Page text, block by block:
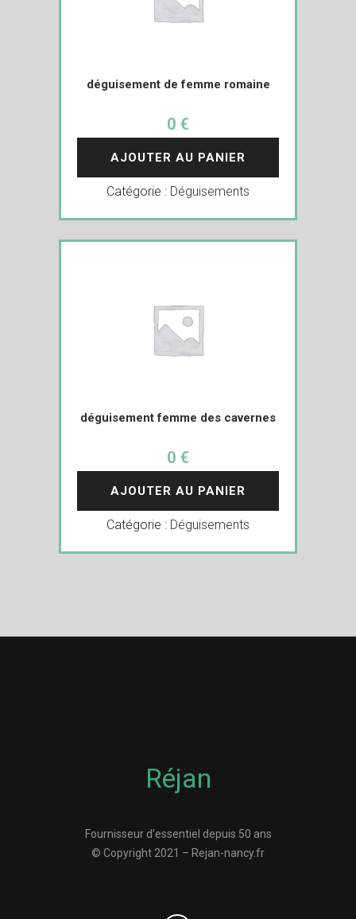
déguisement de femme romaine
0 €
AJOUTER AU PANIER
Catégorie : Déguisements
déguisement femme des cavernes
0 €
AJOUTER AU PANIER
Catégorie : Déguisements
Réjan
Fournisseur d’essentiel depuis 50 ans
© Copyright 2021 – Rejan-nancy.fr